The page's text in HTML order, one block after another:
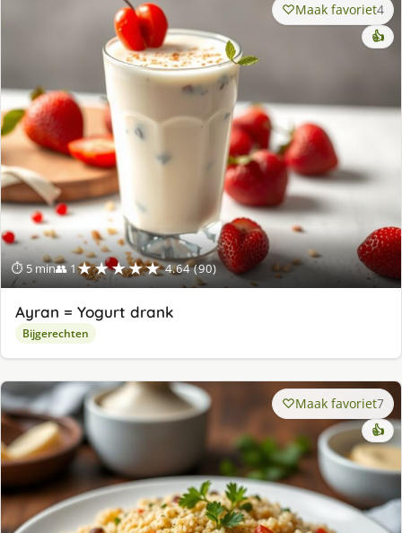
⏱ 5 min👥 1★★★★★ 4.64 (90)
Maak favoriet4
👍
Ayran = Yogurt drank
Bijgerechten
Maak favoriet7
👍